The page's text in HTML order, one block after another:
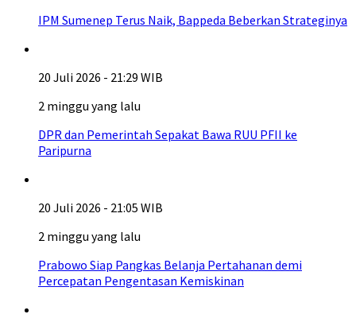
IPM Sumenep Terus Naik, Bappeda Beberkan Strateginya
20 Juli 2026 - 21:29 WIB
2 minggu yang lalu
DPR dan Pemerintah Sepakat Bawa RUU PFII ke
Paripurna
20 Juli 2026 - 21:05 WIB
2 minggu yang lalu
Prabowo Siap Pangkas Belanja Pertahanan demi
Percepatan Pengentasan Kemiskinan